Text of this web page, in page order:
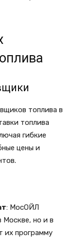
топлива в
топлива
гибкие
цены и
: МосОЙЛ
Москве, но и в
их программу